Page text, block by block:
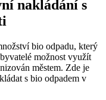
nakládání ⁤s
bio odpadu, který‍
možnost využít
městem.⁤ Zde je
s bio odpadem v